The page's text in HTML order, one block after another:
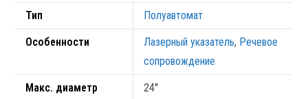
Тип Полуавтомат
Особенности Лазерный указатель, Речевое
сопровождение
Макс. диаметр
24''